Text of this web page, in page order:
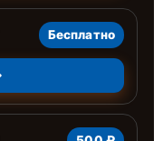
Бесплатно